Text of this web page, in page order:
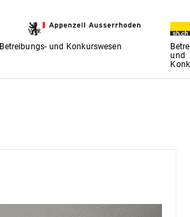
Betreibungs- und Konkurswesen
und